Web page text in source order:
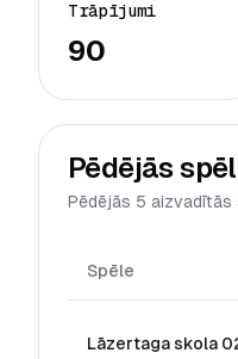
Trāpījumi
90
Pēdējās
Pēdējās 5 aizvadītās
Spēle
Lāzertaga skola